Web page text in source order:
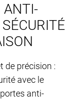
ANTI-
de précision :
avec le
anti-